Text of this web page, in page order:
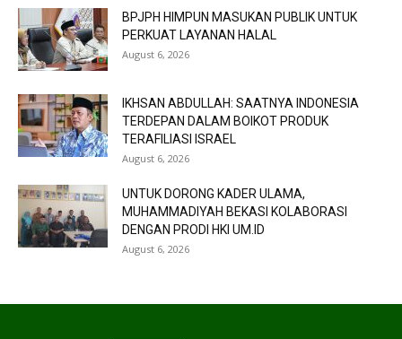
BPJPH HIMPUN MASUKAN PUBLIK UNTUK
PERKUAT LAYANAN HALAL
August 6, 2026
IKHSAN ABDULLAH: SAATNYA INDONESIA
TERDEPAN DALAM BOIKOT PRODUK
TERAFILIASI ISRAEL
August 6, 2026
UNTUK DORONG KADER ULAMA,
MUHAMMADIYAH BEKASI KOLABORASI
DENGAN PRODI HKI UM.ID
August 6, 2026